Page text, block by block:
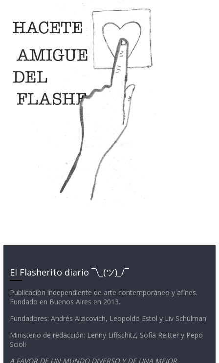
El Flasherito diario ¯\_(ツ)_/¯
Publicación independiente de arte contemporáneo y afines.
Fundado en Buenos Aires en 2013.
Fundadores: Andrés Aizicovich, Leopoldo Estol y Liv Schulman
Ministerio de redacción: Lenny Liffschitz, Sofía Reitter y Pepo
Scioli
A FAVOR DE UN MUNDO DIVERSO Y DE UNA MEJOR